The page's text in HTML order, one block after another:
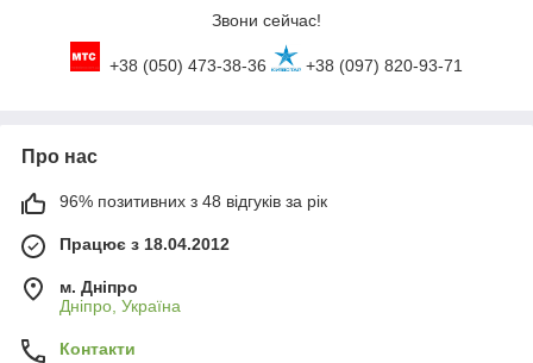
Звони сейчас!
+38 (050) 473-38-36 +38 (097) 820-93-71
Про нас
96% позитивних з 48 відгуків за рік
Працює з 18.04.2012
м. Дніпро
Дніпро, Україна
Контакти